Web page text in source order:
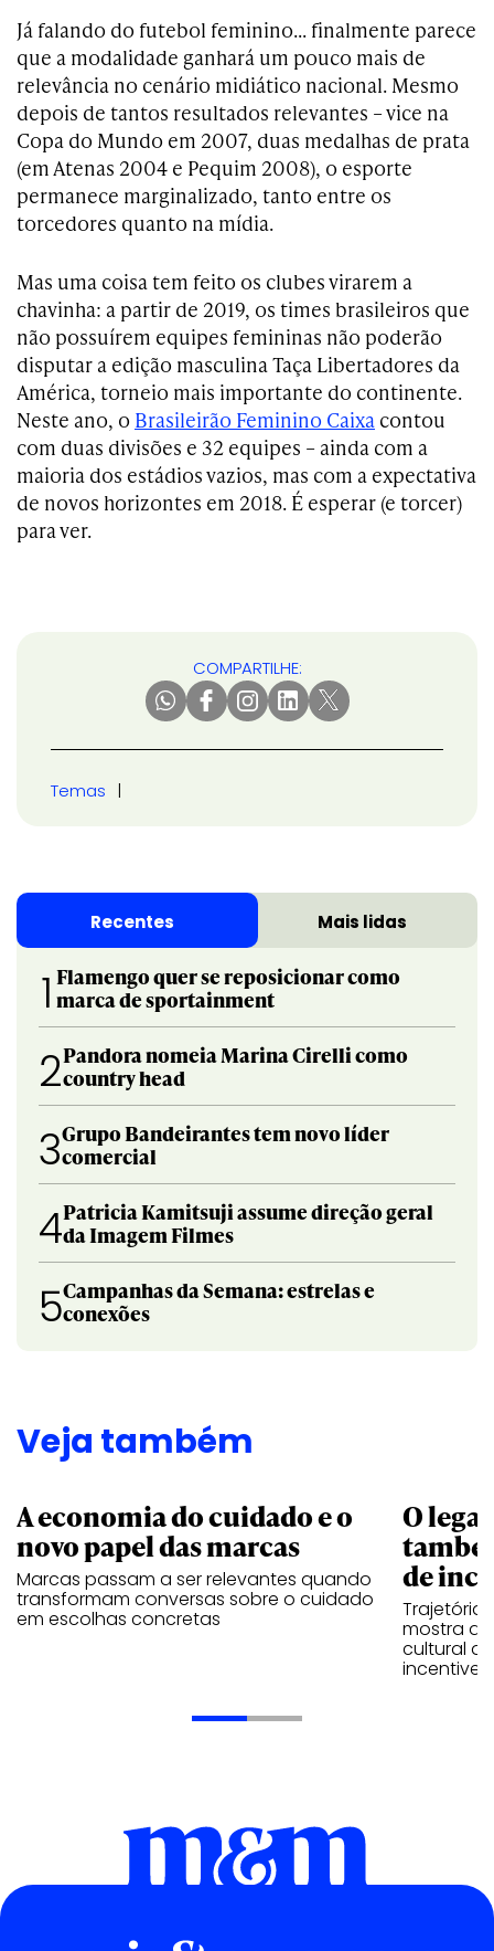
Já falando do futebol feminino… finalmente parece
que a modalidade ganhará um pouco mais de
relevância no cenário midiático nacional. Mesmo
depois de tantos resultados relevantes – vice na
Copa do Mundo em 2007, duas medalhas de prata
(em Atenas 2004 e Pequim 2008), o esporte
permanece marginalizado, tanto entre os
torcedores quanto na mídia.
Mas uma coisa tem feito os clubes virarem a
chavinha: a partir de 2019, os times brasileiros que
não possuírem equipes femininas não poderão
disputar a edição masculina Taça Libertadores da
América, torneio mais importante do continente.
Neste ano, o Brasileirão Feminino Caixa contou
com duas divisões e 32 equipes – ainda com a
maioria dos estádios vazios, mas com a expectativa
de novos horizontes em 2018. É esperar (e torcer)
para ver.
COMPARTILHE:
Temas
Recentes Mais lidas
1 Flamengo quer se reposicionar como
marca de sportainment
2Pandora nomeia Marina Cirelli como
country head
3Grupo Bandeirantes tem novo líder
comercial
4Patricia Kamitsuji assume direção geral
da Imagem Filmes
5Campanhas da Semana: estrelas e
conexões
Veja também
A economia do cuidado e o
novo papel das marcas
Marcas passam a ser relevantes quando
transformam conversas sobre o cuidado
em escolhas concretas
O
de
Trajetória
mostra
cultural
incentive